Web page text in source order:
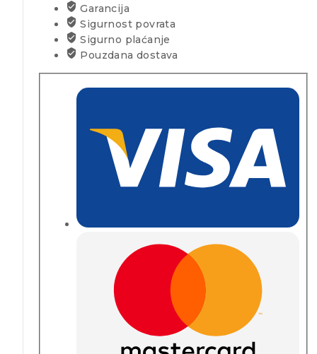
Garancija
Sigurnost povrata
Sigurno plaćanje
Pouzdana dostava